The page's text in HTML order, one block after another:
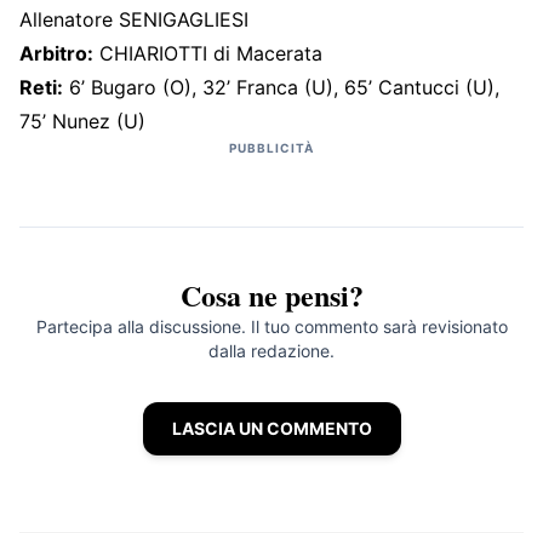
Allenatore SENIGAGLIESI
Arbitro: CHIARIOTTI di Macerata
Reti: 6’ Bugaro (O), 32’ Franca (U), 65’ Cantucci (U),
75’ Nunez (U)
PUBBLICITÀ
Cosa ne pensi?
Partecipa alla discussione. Il tuo commento sarà revisionato
dalla redazione.
LASCIA UN COMMENTO